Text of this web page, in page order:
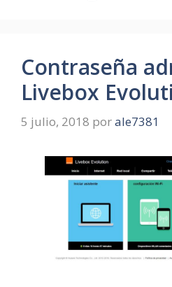
Contraseña
Livebox
5 julio, 2018 porale7381